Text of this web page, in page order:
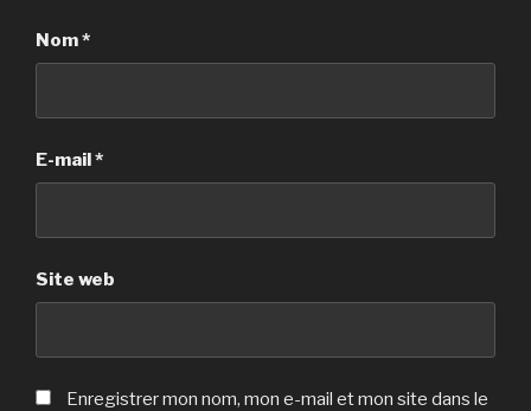
Nom*
E-mail*
Site web
Enregistrer mon nom, mon e-mail et mon site dans le